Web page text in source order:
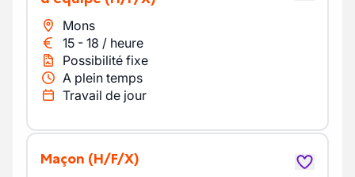
Mons
15 - 18 / heure
Possibilité fixe
A plein temps
Travail de jour
Maçon (H/F/X)